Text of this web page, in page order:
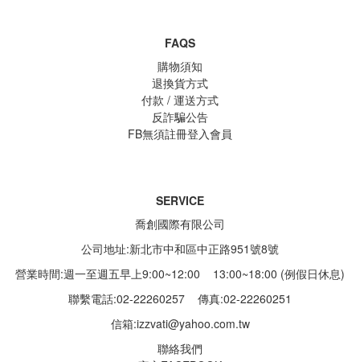
FAQS
購物須知
退換貨方式
付款 / 運送方式
反詐騙公告
FB無須註冊登入會員
SERVICE
喬創國際有限公司
公司地址:新北市中和區中正路951號8號
營業時間:週一至週五早上9:00~12:00 13:00~18:00 (例假日休息)
聯繫電話:02-22260257 傳真:02-22260251
信箱:izzvati@yahoo.com.tw
聯絡我們